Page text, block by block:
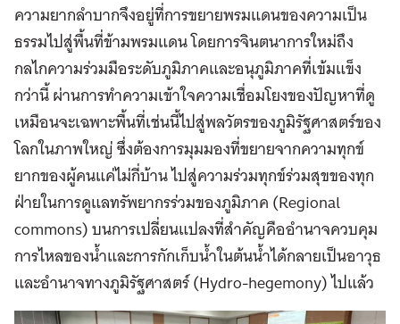
ความยากลำบากจึงอยู่ที่การขยายพรมแดนของความเป็น
ธรรมไปสู่พื้นที่ข้ามพรมแดน โดยการจินตนาการใหม่ถึง
กลไกความร่วมมือระดับภูมิภาคและอนุภูมิภาคที่เข้มแข็ง
กว่านี้ ผ่านการทำความเข้าใจความเชื่อมโยงของปัญหาที่ดู
เหมือนจะเฉพาะพื้นที่เช่นนี้ไปสู่พลวัตรของภูมิรัฐศาสตร์ของ
โลกในภาพใหญ่ ซึ่งต้องการมุมมองที่ขยายจากความทุกข์
ยากของผู้คนแค่ไม่กี่บ้าน ไปสู่ความร่วมทุกข์ร่วมสุขของทุก
ฝ่ายในการดูแลทรัพยากรร่วมของภูมิภาค (Regional
commons) บนการเปลี่ยนแปลงที่สำคัญคืออำนาจควบคุม
การไหลของน้ำและการกักเก็บน้ำในต้นน้ำได้กลายเป็นอาวุธ
และอำนาจทางภูมิรัฐศาสตร์ (Hydro-hegemony) ไปแล้ว